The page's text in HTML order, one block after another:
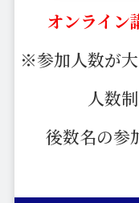
オンライン
※参加人数が
人数
後数名の参